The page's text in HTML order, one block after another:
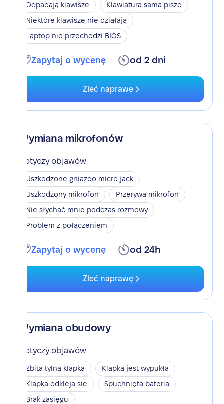
Odpadają klawisze
Klawiatura sama pisze
Niektóre klawisze nie działają
Laptop nie przechodzi BIOS
Zapytaj o wycenę od 2 dni
Zleć naprawę
Wymiana mikrofonów
Dotyczy objawów
Uszkodzone gniazdo micro jack
Uszkodzony mikrofon
Przerywa mikrofon
Nie słychać mnie podczas rozmowy
Problem z połączeniem
Zapytaj o wycenę od 24h
Zleć naprawę
Wymiana obudowy
Dotyczy objawów
Zbita tylna klapka
Klapka jest wypukła
Klapka odkleja się
Spuchnięta bateria
Brak zasięgu